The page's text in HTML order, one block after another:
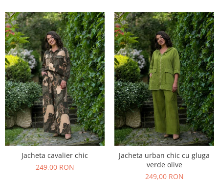
Jacheta cavalier chic
249,00 RON
Jacheta urban chic cu gluga
verde olive
249,00 RON